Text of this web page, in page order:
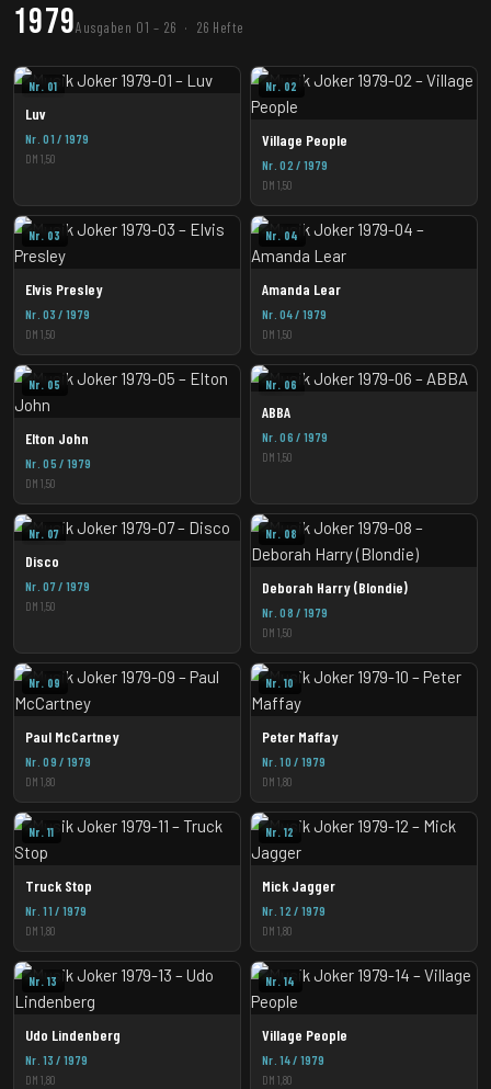
1979Ausgaben 01 – 26 · 26 Hefte
Nr. 01
Luv
Nr. 01 / 1979
DM 1,50
Nr. 02
Village People
Nr. 02 / 1979
DM 1,50
Nr. 03
Elvis Presley
Nr. 03 / 1979
DM 1,50
Nr. 04
Amanda Lear
Nr. 04 / 1979
DM 1,50
Nr. 05
Elton John
Nr. 05 / 1979
DM 1,50
Nr. 06
ABBA
Nr. 06 / 1979
DM 1,50
Nr. 07
Disco
Nr. 07 / 1979
DM 1,50
Nr. 08
Deborah Harry (Blondie)
Nr. 08 / 1979
DM 1,50
Nr. 09
Paul McCartney
Nr. 09 / 1979
DM 1,80
Nr. 10
Peter Maffay
Nr. 10 / 1979
DM 1,80
Nr. 11
Truck Stop
Nr. 11 / 1979
DM 1,80
Nr. 12
Mick Jagger
Nr. 12 / 1979
DM 1,80
Nr. 13
Udo Lindenberg
Nr. 13 / 1979
DM 1,80
Nr. 14
Village People
Nr. 14 / 1979
DM 1,80